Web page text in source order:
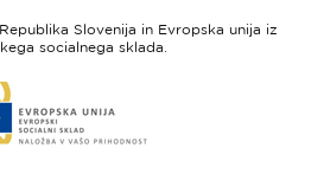
-
regionalni
Slovenija in Evropska unija iz
socialnega sklada.
do
spletne